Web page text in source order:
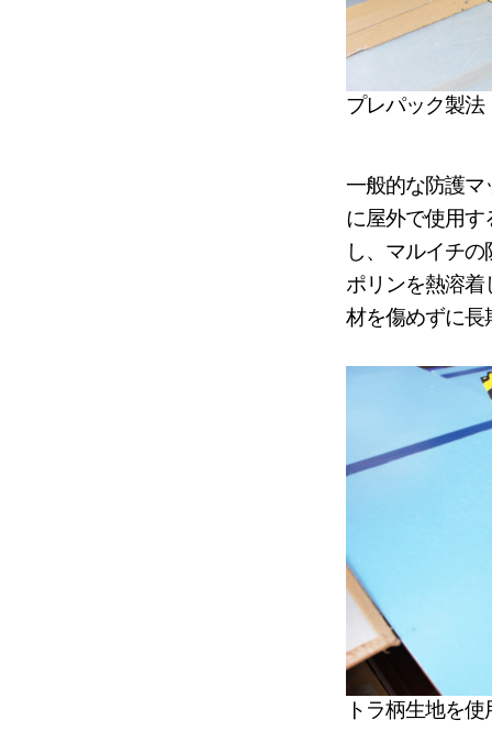
プレパック製
一般的な防護マ
に屋外で使用
し、マルイチ
ポリンを熱溶
材を傷めずに長
トラ柄生地を